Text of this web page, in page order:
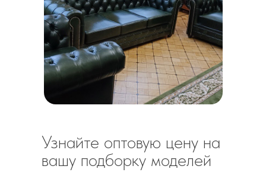
Узнайте оптовую цену на
вашу подборку моделей
будущий интерьер своего дома
МЕБЕЛЬНЫМ РИТЕЙЛЕРАМ И
ДИЛЕРАМ